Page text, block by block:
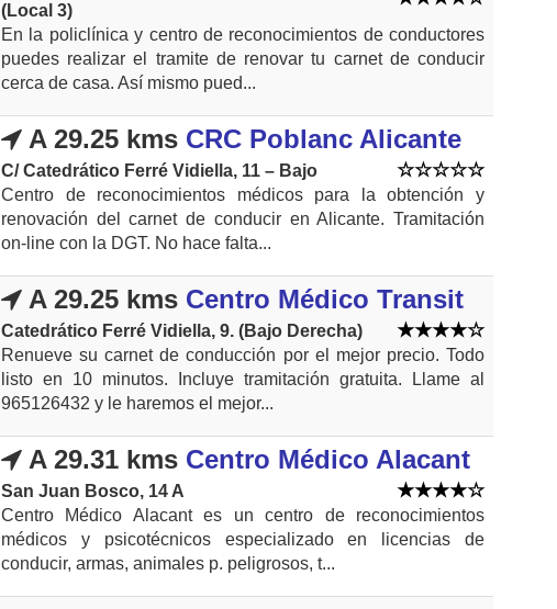
(Local 3)
En la policlínica y centro de reconocimientos de conductores
puedes realizar el tramite de renovar tu carnet de conducir
cerca de casa. Así mismo pued...
A 29.25 kms CRC Poblanc Alicante
C/ Catedrático Ferré Vidiella, 11 – Bajo
Centro de reconocimientos médicos para la obtención y
renovación del carnet de conducir en Alicante. Tramitación
on-line con la DGT. No hace falta...
A 29.25 kms Centro Médico Transit
Catedrático Ferré Vidiella, 9. (Bajo Derecha)
Renueve su carnet de conducción por el mejor precio. Todo
listo en 10 minutos. Incluye tramitación gratuita. Llame al
965126432 y le haremos el mejor...
A 29.31 kms Centro Médico Alacant
San Juan Bosco, 14 A
Centro Médico Alacant es un centro de reconocimientos
médicos y psicotécnicos especializado en licencias de
conducir, armas, animales p. peligrosos, t...